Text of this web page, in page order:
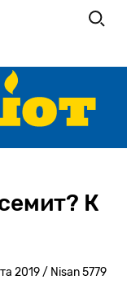
К
2019 / Nisan 5779